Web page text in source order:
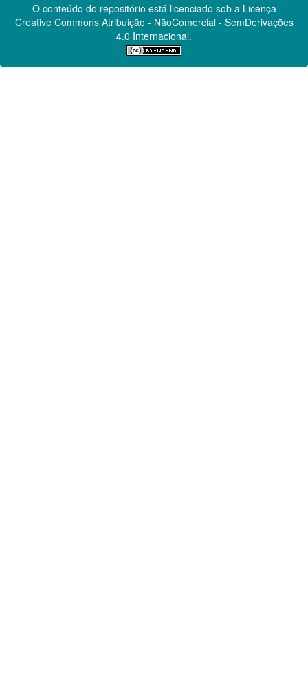
O conteúdo do repositório está licenciado sob a Licença
Creative CommonsAtribuição - NãoComercial - SemDerivações
4.0 Internacional.